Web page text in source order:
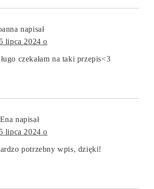
napisał
lipca 2024 o
czekałam na taki przepis<3
napisał
lipca 2024 o
potrzebny wpis, dzięki!